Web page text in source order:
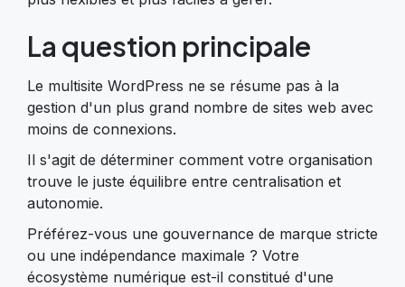
La question principale
Le multisite WordPress ne se résume pas à la
gestion d'un plus grand nombre de sites web avec
moins de connexions.
Il s'agit de déterminer comment votre organisation
trouve le juste équilibre entre centralisation et
autonomie.
Préférez-vous une gouvernance de marque stricte
ou une indépendance maximale ? Votre
écosystème numérique est-il constitué d'une